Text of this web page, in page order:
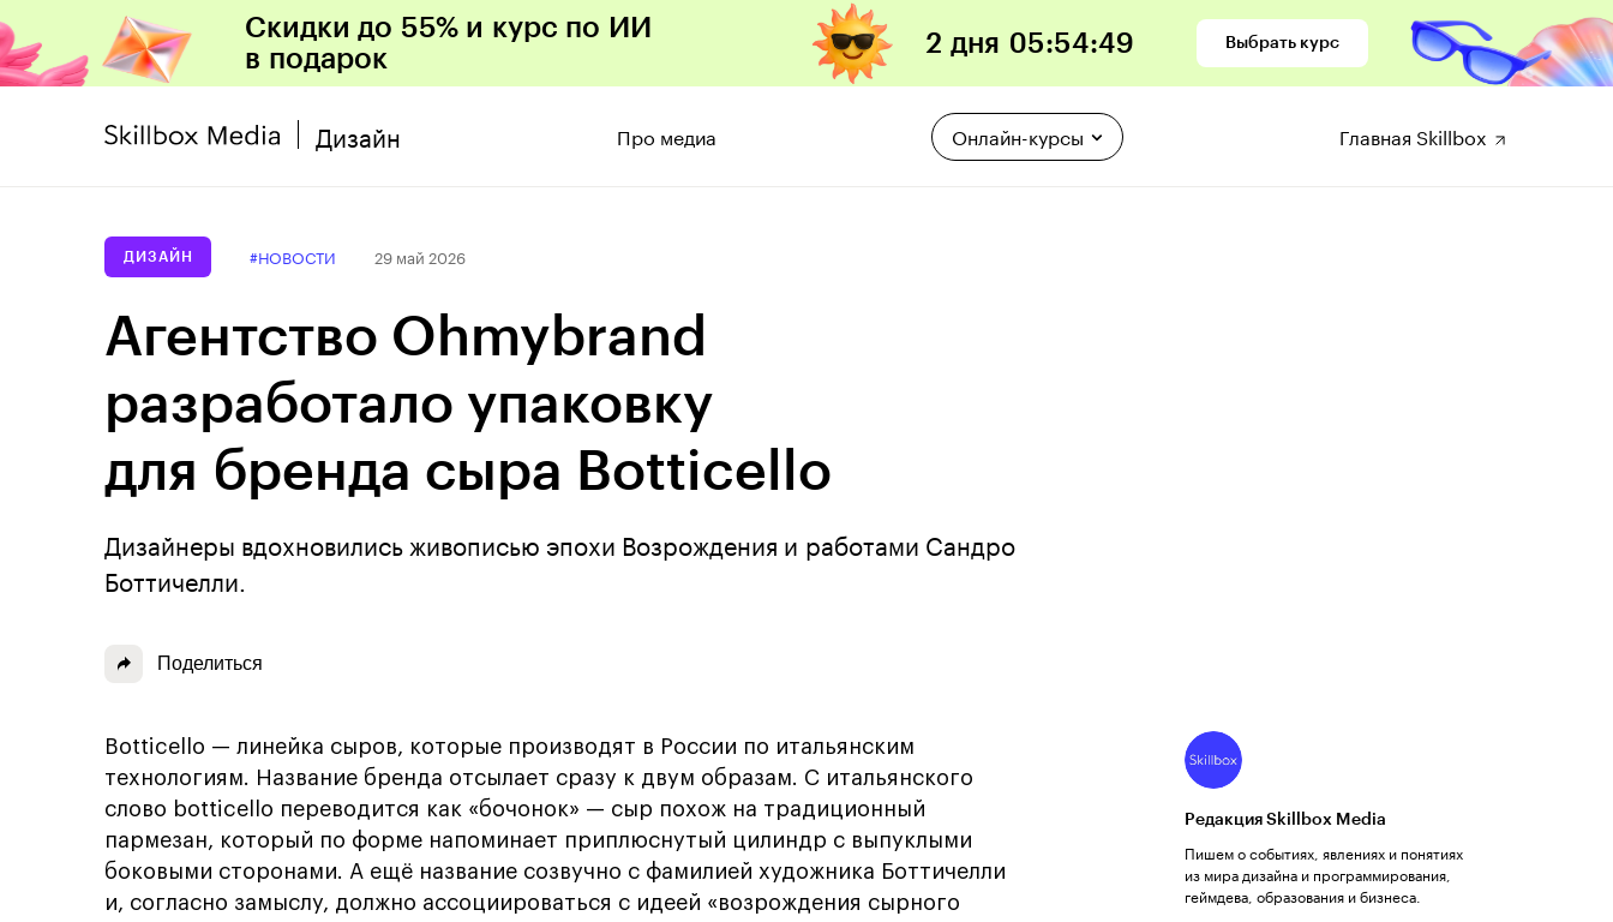
Скидки до 55% и курс по ИИ
в подарок
2 дня 05:54:47 Выбрать курс
Дизайн Про медиа Онлайн-курсы Главная Skillbox
ДИЗАЙН #НОВОСТИ 29 май 2026
Агентство Ohmybrand
разработало упаковку
для бренда сыра Botticello
Дизайнеры вдохновились живописью эпохи Возрождения и работами Сандро
Боттичелли.
Поделиться
Редакция Skillbox Media
Пишем о событиях, явлениях и понятиях
из мира дизайна и программирования,
геймдева, образования и бизнеса.
Botticello — линейка сыров, которые производят в России по итальянским
технологиям. Название бренда отсылает сразу к двум образам. С итальянского
слово botticello переводится как «бочонок» — сыр похож на традиционный
пармезан, который по форме напоминает приплюснутый цилиндр с выпуклыми
боковыми сторонами. А ещё название созвучно с фамилией художника Боттичелли
и, согласно замыслу, должно ассоциироваться с идеей «возрождения сырного